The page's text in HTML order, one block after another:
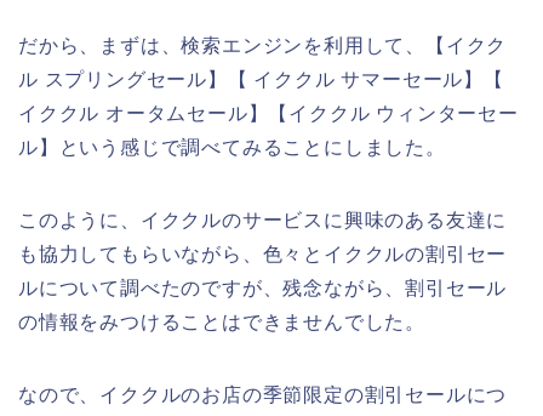
だから、まずは、検索エンジンを利用して、【イクク
ル スプリングセール】【 イククル サマーセール】【
イククル オータムセール】【イククル ウィンターセー
ル】という感じで調べてみることにしました。
このように、イククルのサービスに興味のある友達に
も協力してもらいながら、色々とイククルの割引セー
ルについて調べたのですが、残念ながら、割引セール
の情報をみつけることはできませんでした。
なので、イククルのお店の季節限定の割引セールにつ